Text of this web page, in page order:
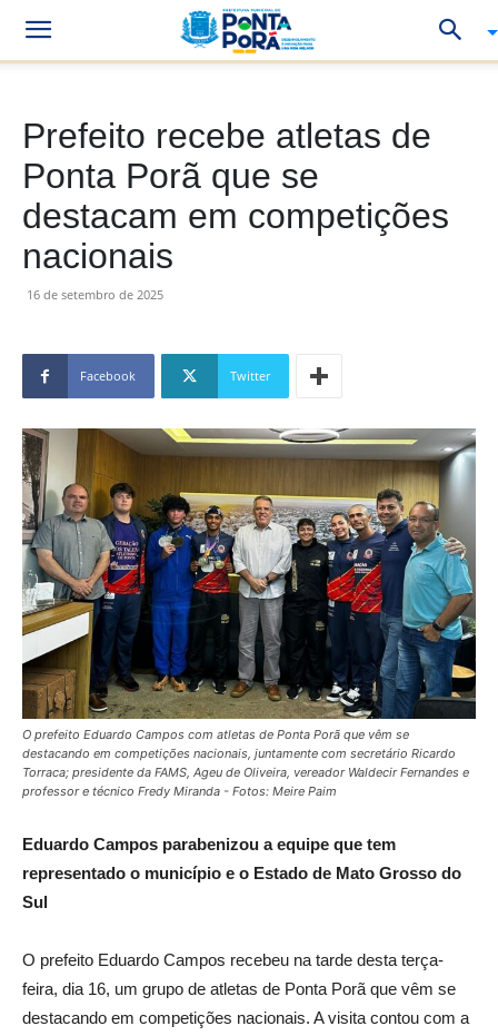
Prefeito recebe atletas de
Ponta Porã que se
destacam em competições
nacionais
16 de setembro de 2025
Facebook Twitter
O prefeito Eduardo Campos com atletas de Ponta Porã que vêm se
destacando em competições nacionais, juntamente com secretário Ricardo
Torraca; presidente da FAMS, Ageu de Oliveira, vereador Waldecir Fernandes e
professor e técnico Fredy Miranda - Fotos: Meire Paim
Eduardo Campos parabenizou a equipe que tem
representado o município e o Estado de Mato Grosso do
Sul
O prefeito Eduardo Campos recebeu na tarde desta terça-
feira, dia 16, um grupo de atletas de Ponta Porã que vêm se
destacando em competições nacionais. A visita contou com a